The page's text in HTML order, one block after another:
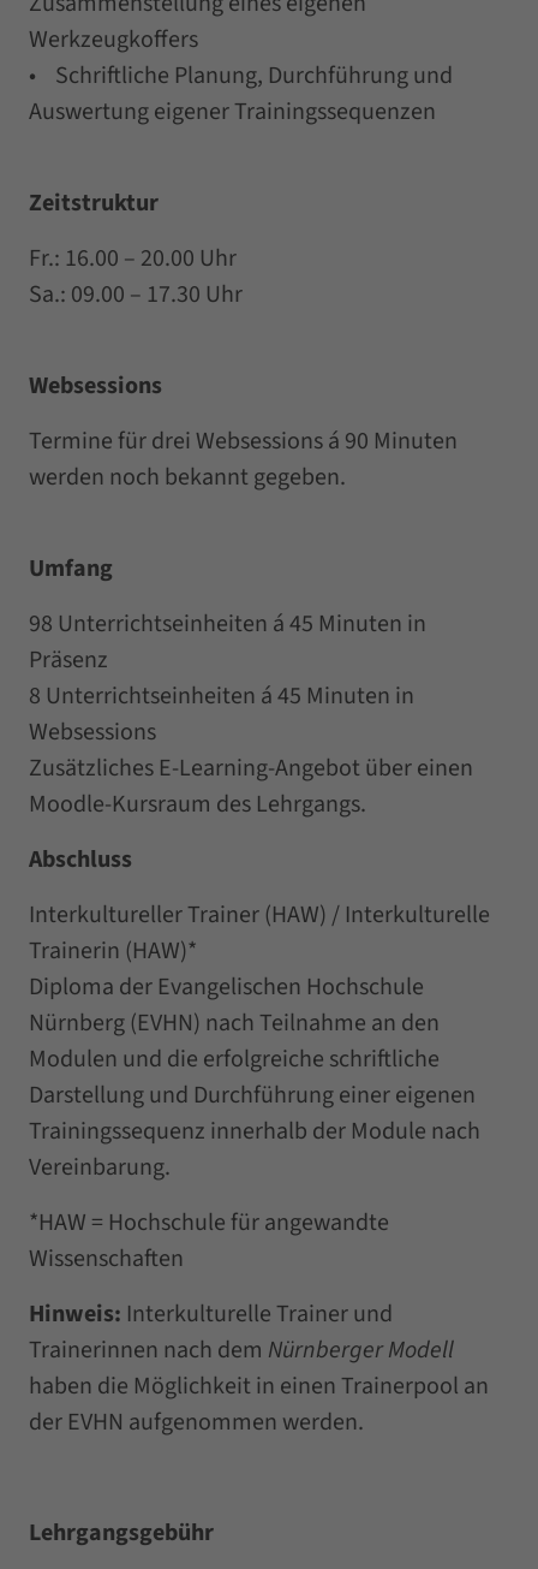
Werkzeugkoffers
• Schriftliche Planung, Durchführung und
Auswertung eigener Trainingssequenzen
Zeitstruktur
Fr.: 16.00 – 20.00 Uhr
Sa.: 09.00 – 17.30 Uhr
Websessions
Termine für drei Websessions á 90 Minuten
werden noch bekannt gegeben.
Umfang
98 Unterrichtseinheiten á 45 Minuten in
Präsenz
8 Unterrichtseinheiten á 45 Minuten in
Websessions
Zusätzliches E-Learning-Angebot über einen
Moodle-Kursraum des Lehrgangs.
Abschluss
Interkultureller Trainer (HAW) / Interkulturelle
Trainerin (HAW)*
Diploma der Evangelischen Hochschule
Nürnberg (EVHN) nach Teilnahme an den
Modulen und die erfolgreiche schriftliche
Darstellung und Durchführung einer eigenen
Trainingssequenz innerhalb der Module nach
Vereinbarung.
*HAW = Hochschule für angewandte
Wissenschaften
Hinweis: Interkulturelle Trainer und
Trainerinnen nach dem Nürnberger Modell
haben die Möglichkeit in einen Trainerpool an
der EVHN aufgenommen werden.
Lehrgangsgebühr